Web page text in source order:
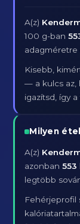
A(z)
100 g-ban
adagméretre
Kisebb,
— a kulcs az,
igazítsd, így
Milyen
A(z)
azonban553
legtöbb
Fehérjeprofil